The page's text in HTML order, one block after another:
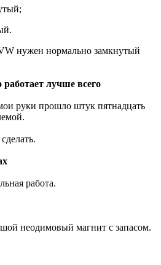
нужен нормально замкнутый
лучше всего
руки прошло штук пятнадцать
работа.
неодимовый магнит с запасом.